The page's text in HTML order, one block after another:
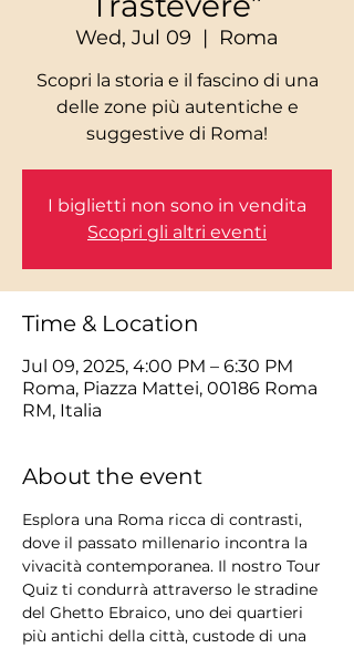
Wed, Jul 09
  |
Roma
Scopri la storia e il fascino di una
delle zone più autentiche e
I biglietti non sono in vendita
Scopri gli altri eventi
Time & Location
Jul 09, 2025, 4:00 PM – 6:30 PM
Roma, Piazza Mattei, 00186 Roma
RM, Italia
About the event
Esplora una Roma ricca di contrasti,
dove il passato millenario incontra la
vivacità contemporanea. Il nostro Tour
Quiz ti condurrà attraverso le stradine
del Ghetto Ebraico, uno dei quartieri
più antichi della città, custode di una